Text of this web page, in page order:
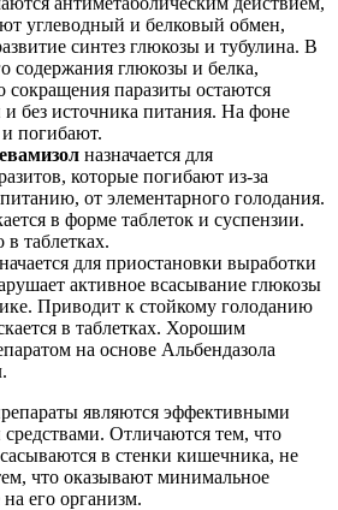
углеводный и белковый обмен,
синтез глюкозы и тубулина. В
содержания глюкозы и белка,
сокращения паразиты остаются
без источника питания. На фоне
погибают.
назначается для
которые погибают из-за
от элементарного голодания.
в форме таблеток и суспензии.
в таблетках.
для приостановки выработки
активное всасывание глюкозы
Приводит к стойкому голоданию
в таблетках. Хорошим
на основе Альбендазола
являются эффективными
Отличаются тем, что
в стенки кишечника, не
что оказывают минимальное
его организм.